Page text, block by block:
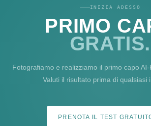
INIZIA ADESSO
PRIMO
GRATIS.
Fotografiamo e realizziamo il primo capo AI-
Valuti il risultato prima di qualsiasi
PRENOTA IL TEST